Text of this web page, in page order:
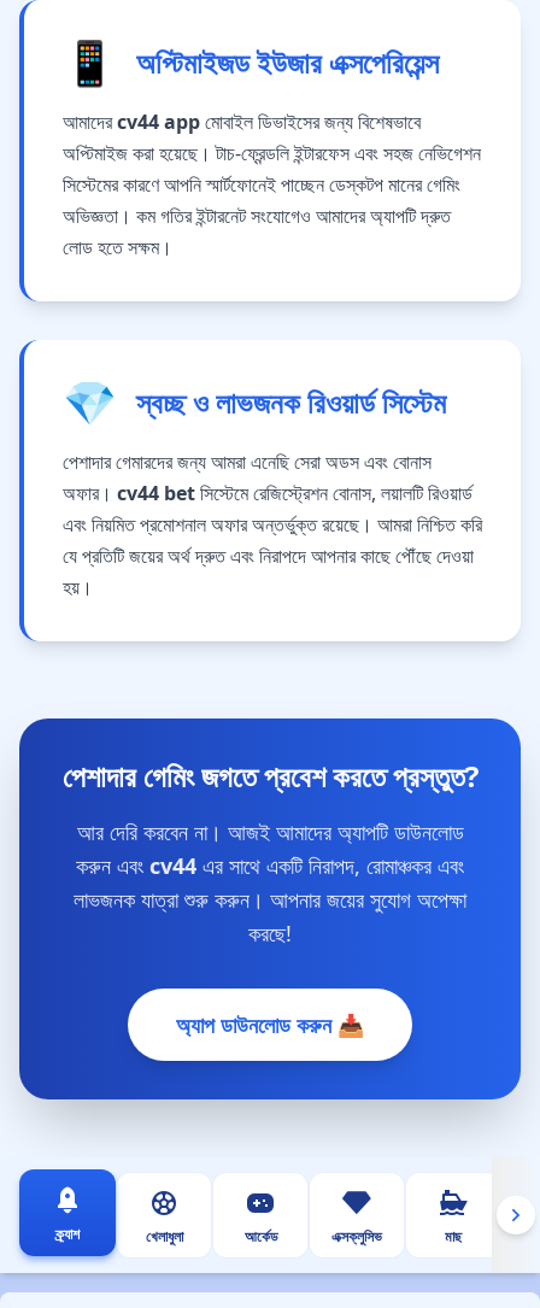
📱 অপ্টিমাইজড ইউজার এক্সপেরিয়েন্স
আমাদেরcv44 appমোবাইল ডিভাইসের জন্য বিশেষভাবে
অপ্টিমাইজ করা হয়েছে। টাচ-ফ্রেন্ডলি ইন্টারফেস এবং সহজ নেভিগেশন
সিস্টেমের কারণে আপনি স্মার্টফোনেই পাচ্ছেন ডেস্কটপ মানের গেমিং
অভিজ্ঞতা। কম গতির ইন্টারনেট সংযোগেও আমাদের অ্যাপটি দ্রুত
লোড হতে সক্ষম।
💎 স্বচ্ছ ও লাভজনক রিওয়ার্ড সিস্টেম
পেশাদার গেমারদের জন্য আমরা এনেছি সেরা অডস এবং বোনাস
অফার। cv44 betসিস্টেমে রেজিস্ট্রেশন বোনাস, লয়ালটি রিওয়ার্ড
এবং নিয়মিত প্রমোশনাল অফার অন্তর্ভুক্ত রয়েছে। আমরা নিশ্চিত করি
যে প্রতিটি জয়ের অর্থ দ্রুত এবং নিরাপদে আপনার কাছে পৌঁছে দেওয়া
হয়।
পেশাদার গেমিং জগতে প্রবেশ করতে প্রস্তুত?
আর দেরি করবেন না। আজই আমাদের অ্যাপটি ডাউনলোড
করুন এবং cv44 এর সাথে একটি নিরাপদ, রোমাঞ্চকর এবং
লাভজনক যাত্রা শুরু করুন। আপনার জয়ের সুযোগ অপেক্ষা
করছে!
অ্যাপ ডাউনলোড করুন 📥
ক্র্যাশ খেলাধুলা আর্কেড এক্সক্লুসিভ মাছ